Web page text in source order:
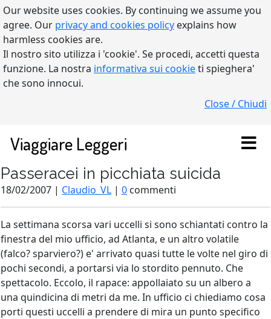
Our website uses cookies. By continuing we assume you
agree. Our privacy and cookies policy explains how
harmless cookies are.
Il nostro sito utilizza i 'cookie'. Se procedi, accetti questa
funzione. La nostra informativa sui cookieti spieghera'
che sono innocui.
Close / Chiudi
Viaggiare Leggeri
Passeracei in picchiata suicida
18/02/2007 | Claudio_VL | 0 commenti
La settimana scorsa vari uccelli si sono schiantati contro la
finestra del mio ufficio, ad Atlanta, e un altro volatile
(falco? sparviero?) e' arrivato quasi tutte le volte nel giro di
pochi secondi, a portarsi via lo stordito pennuto. Che
spettacolo. Eccolo, il rapace: appollaiato su un albero a
una quindicina di metri da me. In ufficio ci chiediamo cosa
porti questi uccelli a prendere di mira un punto specifico